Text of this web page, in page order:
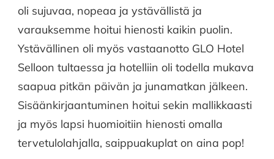
oli sujuvaa, nopeaa ja ystävällistä ja
varauksemme hoitui hienosti kaikin puolin.
Ystävällinen oli myös vastaanotto GLO Hotel
Selloon tultaessa ja hotelliin oli todella mukava
saapua pitkän päivän ja junamatkan jälkeen.
Sisäänkirjaantuminen hoitui sekin mallikkaasti
ja myös lapsi huomioitiin hienosti omalla
tervetulolahjalla, saippuakuplat on aina pop!